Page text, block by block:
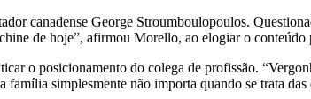
canadense George Stroumboulopoulos.
de hoje”, afirmou Morello, ao elogiar o
o posicionamento do colega de profissão.
simplesmente não importa quando se trata